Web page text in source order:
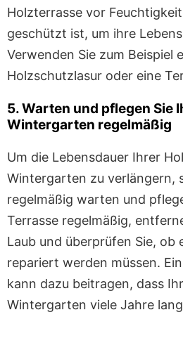
Holzterrasse vor
geschützt ist, um ihre
Verwenden Sie zum Beispiel
Holzschutzlasur oder eine
5. Warten und pflegen Sie
Wintergarten regelmäßig
Um die Lebensdauer Ihrer
Wintergarten zu verlängern,
regelmäßig warten und
Terrasse regelmäßig,
Laub und überprüfen Sie, ob
repariert werden müssen.
kann dazu beitragen, dass
Wintergarten viele Jahre